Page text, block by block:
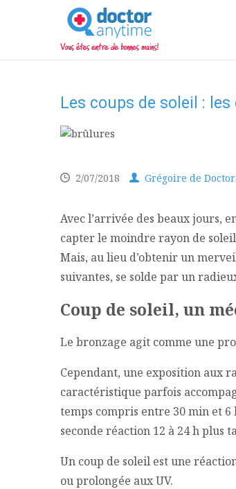
DoctorAnyTime
You
are
in
good
Les coups de soleil :
2/07/2018 Grégoire de
Avec l’arrivée des beaux jours,
capter le moindre rayon de
Mais, au lieu d’obtenir un
suivantes, se solde par un
Coup de soleil, un
Le bronzage agit comme une
Cependant, une exposition aux
caractéristique parfois
temps compris entre 30 min et 6
seconde réaction 12 à 24 h plus
Un coup de soleil est une
ou prolongée aux UV.